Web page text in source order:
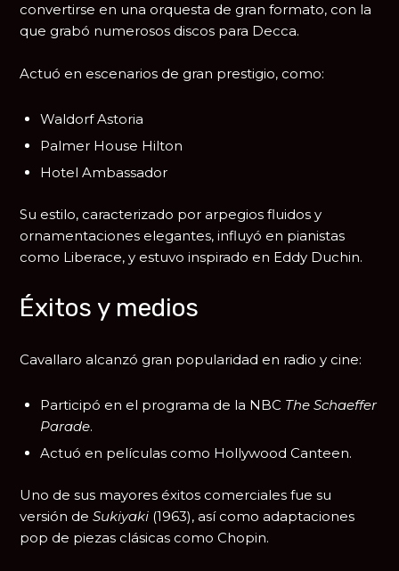
convertirse en una orquesta de gran formato, con la
que grabó numerosos discos para Decca.
Actuó en escenarios de gran prestigio, como:
Waldorf Astoria
Palmer House Hilton
Hotel Ambassador
Su estilo, caracterizado por arpegios fluidos y
ornamentaciones elegantes, influyó en pianistas
como Liberace, y estuvo inspirado en Eddy Duchin.
Éxitos y medios
Cavallaro alcanzó gran popularidad en radio y cine:
Participó en el programa de la NBC The Schaeffer
Parade.
Actuó en películas como Hollywood Canteen.
Uno de sus mayores éxitos comerciales fue su
versión deSukiyaki (1963), así como adaptaciones
pop de piezas clásicas como Chopin.